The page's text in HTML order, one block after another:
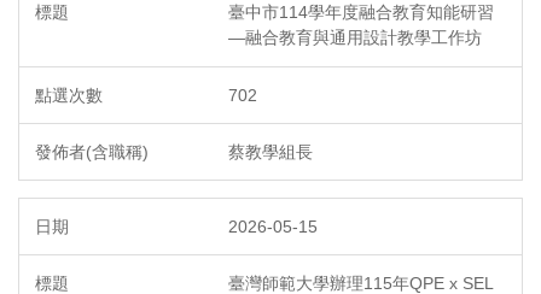
臺中市114學年度融合教育知能研習
—融合教育與通用設計教學工作坊
702
蔡教學組長
2026-05-15
臺灣師範大學辦理115年QPE x SEL